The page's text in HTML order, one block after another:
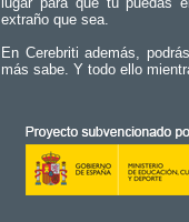
extraño que sea.
En Cerebriti además,
más sabe. Y todo ello